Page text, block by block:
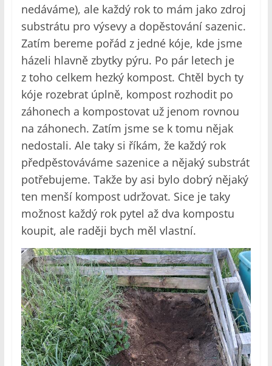
nedáváme), ale každý rok to mám jako zdroj
substrátu pro výsevy a dopěstování sazenic.
Zatím bereme pořád z jedné kóje, kde jsme
házeli hlavně zbytky pýru. Po pár letech je
z toho celkem hezký kompost. Chtěl bych ty
kóje rozebrat úplně, kompost rozhodit po
záhonech a kompostovat už jenom rovnou
na záhonech. Zatím jsme se k tomu nějak
nedostali. Ale taky si říkám, že každý rok
předpěstováváme sazenice a nějaký substrát
potřebujeme. Takže by asi bylo dobrý nějaký
ten menší kompost udržovat. Sice je taky
možnost každý rok pytel až dva kompostu
koupit, ale raději bych měl vlastní.